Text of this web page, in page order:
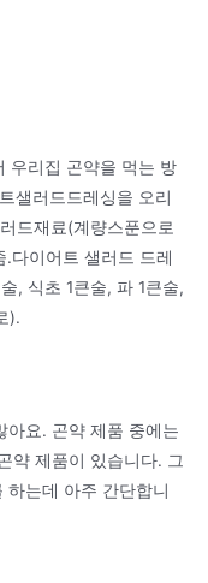
우리집 곤약을 먹는 방
샐러드드레싱을 오리
드재료(계량스푼으로
다이어트 샐러드 드레
, 식초 1큰술, 파 1큰술,
).
아요. 곤약 제품 중에는
약 제품이 있습니다. 그
하는데 아주 간단합니